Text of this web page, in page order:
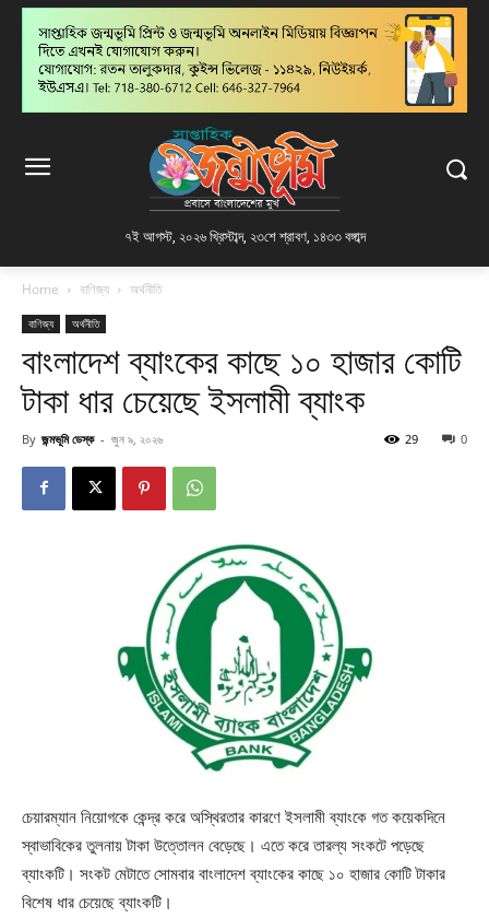
৭ই আগস্ট, ২০২৬ খ্রিস্টাব্দ, ২৩শে শ্রাবণ, ১৪৩৩ বঙ্গাব্দ
Home বাণিজ্য অর্থনীতি
বাণিজ্য অর্থনীতি
বাংলাদেশ ব্যাংকের কাছে ১০ হাজার কোটি
টাকা ধার চেয়েছে ইসলামী ব্যাংক
By জন্মভূমি ডেস্ক - জুন ৯, ২০২৬ 0
29
চেয়ারম্যান নিয়োগকে কেন্দ্র করে অস্থিরতার কারণে ইসলামী ব্যাংকে গত কয়েকদিনে
স্বাভাবিকের তুলনায় টাকা উত্তোলন বেড়েছে। এতে করে তারল্য সংকটে পড়েছে
ব্যাংকটি। সংকট মেটাতে সোমবার বাংলাদেশ ব্যাংকের কাছে ১০ হাজার কোটি টাকার
বিশেষ ধার চেয়েছে ব্যাংকটি।